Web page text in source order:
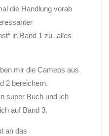
die Handlung vorab
in Band 1 zu „alles
mir die Cameos aus
2 bereichern.
super Buch und ich
auf Band 3.
an das